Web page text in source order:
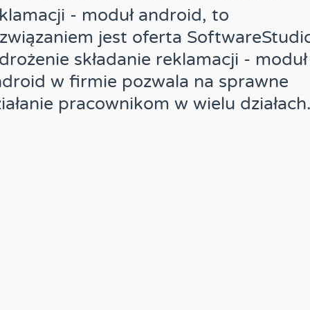
- moduł android, to
jest oferta
składanie reklamacji - moduł
w firmie pozwala na sprawne
pracownikom w wielu